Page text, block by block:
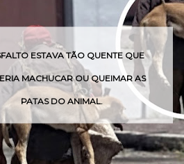
O VENENO